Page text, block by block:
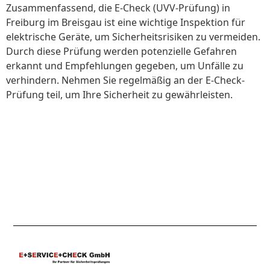
Zusammenfassend, die E-Check (UVV-Prüfung) in
Freiburg im Breisgau ist eine wichtige Inspektion für
elektrische Geräte, um Sicherheitsrisiken zu vermeiden.
Durch diese Prüfung werden potenzielle Gefahren
erkannt und Empfehlungen gegeben, um Unfälle zu
verhindern. Nehmen Sie regelmäßig an der E-Check-
Prüfung teil, um Ihre Sicherheit zu gewährleisten.